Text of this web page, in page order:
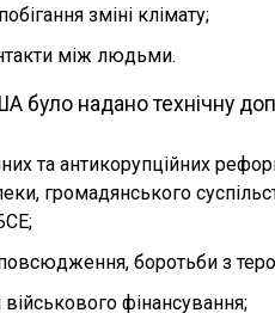
зміні клімату;
між людьми.
було надано технічну
та антикорупційних
громадянського
боротьби з
фінансування;